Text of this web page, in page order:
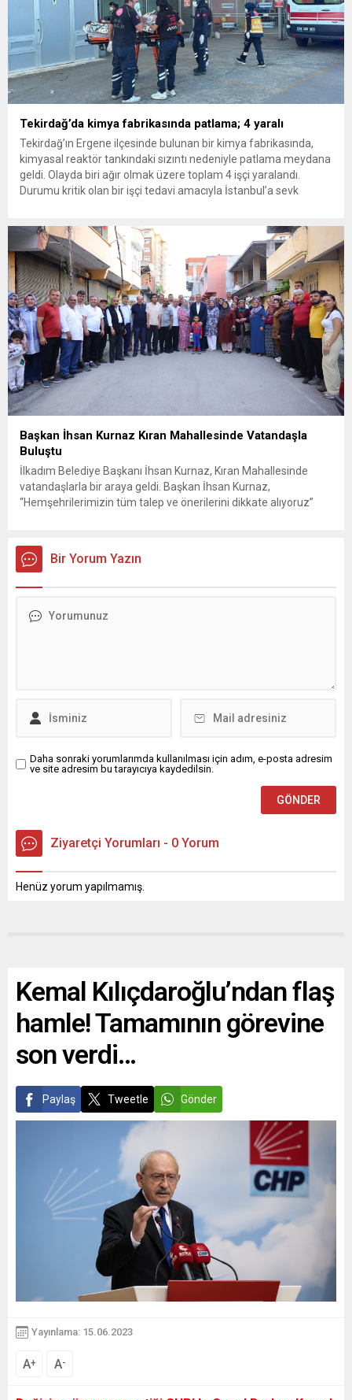
Tekirdağ’da kimya fabrikasında patlama; 4 yaralı
Tekirdağ’ın Ergene ilçesinde bulunan bir kimya fabrikasında,
kimyasal reaktör tankındaki sızıntı nedeniyle patlama meydana
geldi. Olayda biri ağır olmak üzere toplam 4 işçi yaralandı.
Durumu kritik olan bir işçi tedavi amacıyla İstanbul’a sevk
ilçesine...
Başkan İhsan Kurnaz Kıran Mahallesinde Vatandaşla
Buluştu
İlkadım Belediye Başkanı İhsan Kurnaz, Kıran Mahallesinde
vatandaşlarla bir araya geldi. Başkan İhsan Kurnaz,
“Hemşehrilerimizin tüm talep ve önerilerini dikkate alıyoruz”
sohbet eden, onların talep ve önerileri dinleyen Başkan İhsan
Kurnaz, gelen taleplerin çözümü için...
Bir Yorum Yazın
Daha sonraki yorumlarımda kullanılması için adım, e-posta adresim
ve site adresim bu tarayıcıya kaydedilsin.
Ziyaretçi Yorumları - 0 Yorum
Henüz yorum yapılmamış.
Kemal Kılıçdaroğlu’ndan flaş
hamle! Tamamının görevine
son verdi…
Paylaş Tweetle Gönder
Yayınlama: 15.06.2023
A+ A-